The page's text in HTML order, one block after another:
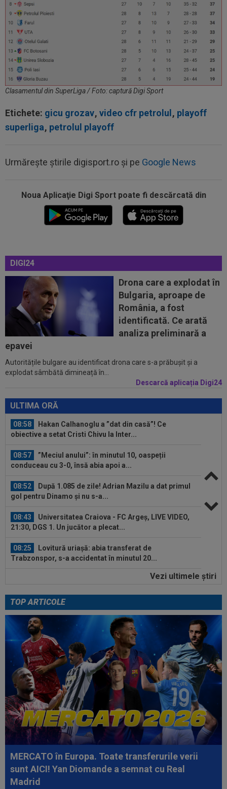
Clasamentul din SuperLiga / Foto: captură Digi Sport
Etichete: gicu grozav, video cfr petrolul, playoff
superliga, petrolul playoff
Urmărește știrile digisport.ro și pe Google News
Noua Aplicaţie Digi Sport poate fi descărcată din
DIGI24
Drona care a explodat în
Bulgaria, aproape de
România, a fost
identificată. Ce arată
analiza preliminară a
epavei
Autoritățile bulgare au identificat drona care s-a prăbușit și a
explodat sâmbătă dimineață în...
Descarcă aplicația Digi24
ULTIMA ORĂ
08:43
Universitatea Craiova - FC Argeș, LIVE VIDEO,
21:30, DGS 1. Un jucător a plecat...
08:25
Lovitură uriașă: abia transferat de
Trabzonspor, s-a accidentat în minutul 20...
Noul transfer al lui Real Madrid l-a lăsat
”mască” la debut: Jose Mourinho...
08:05
Belgienii s-au convins de Darius Olaru, după
primul gol la Union Saint-Gilloise
1. Moldovenii s-au impus cu...
08:58
Hakan Calhanoglu a ”dat din casă”! Ce
obiective a setat Cristi Chivu la Inter...
08:57
”Meciul anului”: în minutul 10, oaspeții
conduceau cu 3-0, însă abia apoi a...
08:52
După 1.085 de zile! Adrian Mazilu a dat primul
gol pentru Dinamo și nu s-a...
08:43
Universitatea Craiova - FC Argeș, LIVE VIDEO,
21:30, DGS 1. Un jucător a plecat...
08:25
Lovitură uriașă: abia transferat de
Trabzonspor, s-a accidentat în minutul 20...
Noul transfer al lui Real Madrid l-a lăsat
08:05
Belgienii s-au convins de Darius Olaru, după
primul gol la Union Saint-Gilloise
09:03
Petrolul - Oțelul, LIVE VIDEO, 18:30, Digi Sport
1. Moldovenii s-au impus cu...
08:58
Hakan Calhanoglu a ”dat din casă”! Ce
obiective a setat Cristi Chivu la Inter...
08:57
”Meciul anului”: în minutul 10, oaspeții
conduceau cu 3-0, însă abia apoi a...
08:52
După 1.085 de zile! Adrian Mazilu a dat primul
gol pentru Dinamo și nu s-a...
08:43
Universitatea Craiova - FC Argeș, LIVE VIDEO,
21:30, DGS 1. Un jucător a plecat...
Vezi ultimele ştiri
TOP ARTICOLE
MERCATO în Europa. Toate transferurile verii
sunt AICI! Yan Diomande a semnat cu Real
Madrid